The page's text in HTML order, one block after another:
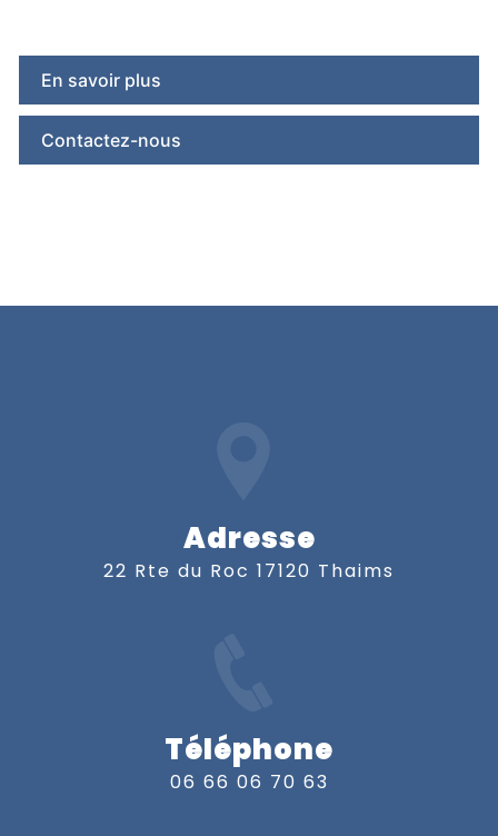
En savoir plus
Contactez-nous
Adresse
22 Rte du Roc 17120 Thaims
Téléphone
06 66 06 70 63